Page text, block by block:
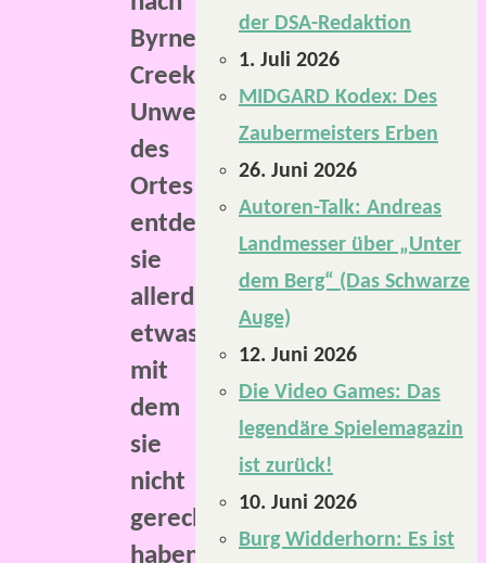
Byrnes
Creek.
Unweit
des
Ortes
entdecken
sie
allerdings
etwas,
mit
dem
sie
nicht
gerechten
haben.
der DSA-Redaktion
1. Juli 2026
MIDGARD Kodex: Des
Zaubermeisters Erben
26. Juni 2026
Autoren-Talk: Andreas
Landmesser über „Unter
dem Berg“ (Das Schwarze
Auge)
12. Juni 2026
Die Video Games: Das
legendäre Spielemagazin
ist zurück!
10. Juni 2026
Burg Widderhorn: Es ist